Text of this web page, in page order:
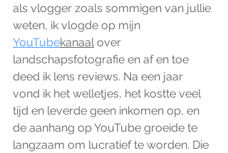
als vlogger zoals sommigen van jullie
weten, ik vlogde op mijn
YouTubekanaal over
landschapsfotografie en af en toe
deed ik lens reviews. Na een jaar
vond ik het welletjes, het kostte veel
tijd en leverde geen inkomen op, en
de aanhang op YouTube groeide te
langzaam om lucratief te worden. Die